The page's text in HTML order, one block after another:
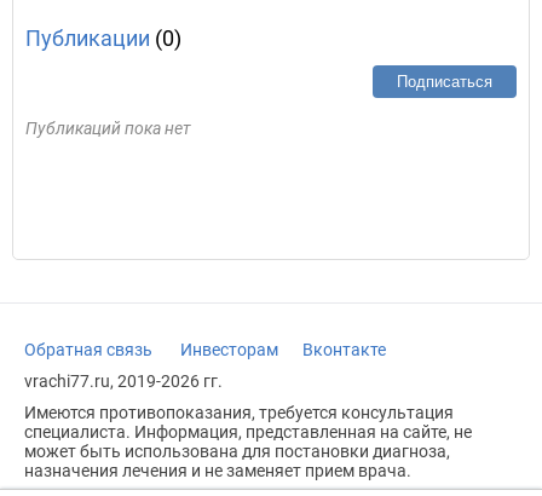
Публикации (0)
Подписаться
Публикаций пока нет
Обратная связь Инвесторам
Вконтакте
vrachi77.ru, 2019-2026 гг.
Имеются противопоказания, требуется консультация
специалиста. Информация, представленная на сайте, не
может быть использована для постановки диагноза,
назначения лечения и не заменяет прием врача.